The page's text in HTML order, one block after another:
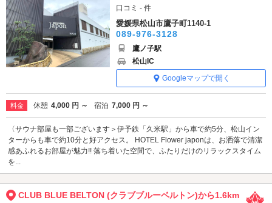
口コミ - 件
愛媛県松山市鷹子町1140-1
089-976-3128
鷹ノ子駅
松山IC
Googleマップで開く
料金 休憩 4,000 円 ～ 宿泊 7,000 円 ～
〈サウナ部屋も一部ございます＞伊予鉄「久米駅」から車で約5分、松山イン
ターからも車で約10分と好アクセス。 HOTEL Flower japonは、お洒落で清潔
感あふれるお部屋が魅力!! 落ち着いた空間で、ふたりだけのリラックスタイム
を...
CLUB BLUE BELTON (クラブブルーベルトン)から1.6km